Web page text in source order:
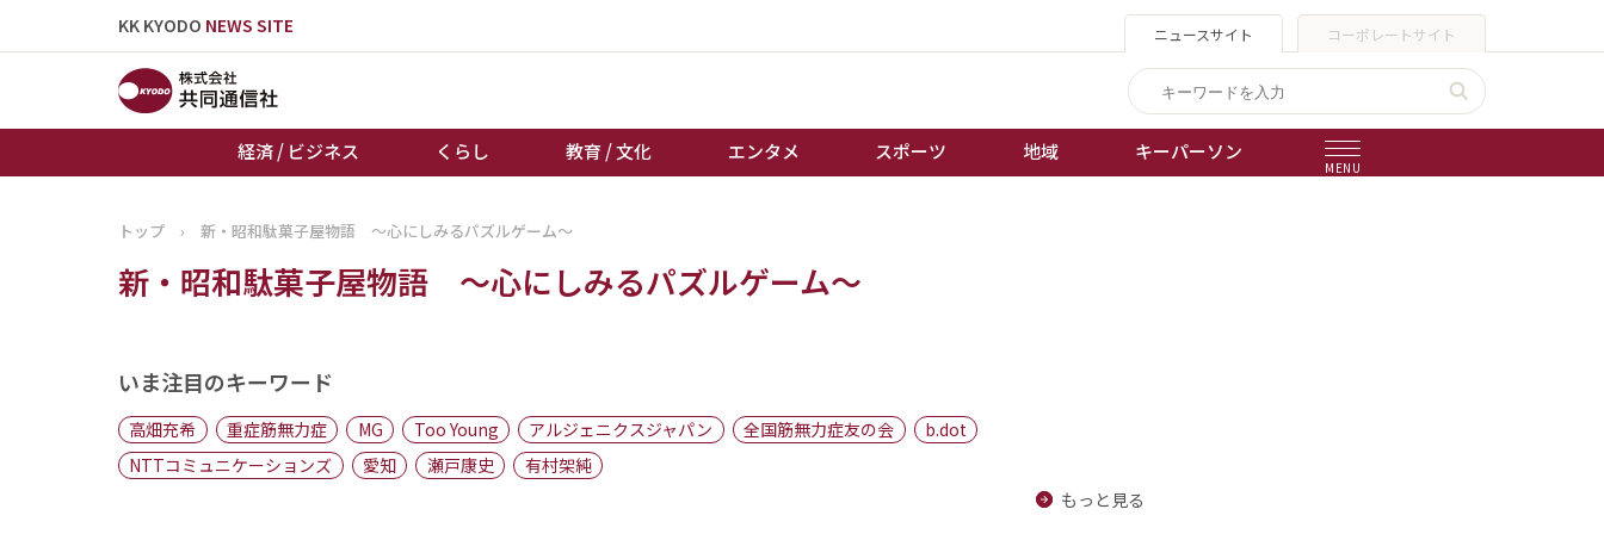
KK KYODO NEWS SITE ニュースサイト コーポレートサイト
経済 / ビジネス くらし 教育 / 文化 エンタメ スポーツ 地域 キーパーソン
MENU
トップページ
お知らせ
経済 / ビジネス
くらし
地域
キーパーソン
棋王戦
トップ › 新・昭和駄菓子屋物語 ～心にしみるパズルゲーム～
新・昭和駄菓子屋物語 ～心にしみるパズルゲーム～
いま注目のキーワード
高畑充希 重症筋無力症 MG Too Young アルジェニクスジャパン 全国筋無力症友の会
b.dot
NTTコミュニケーションズ
愛知 瀬戸康史
有村架純
もっと見る